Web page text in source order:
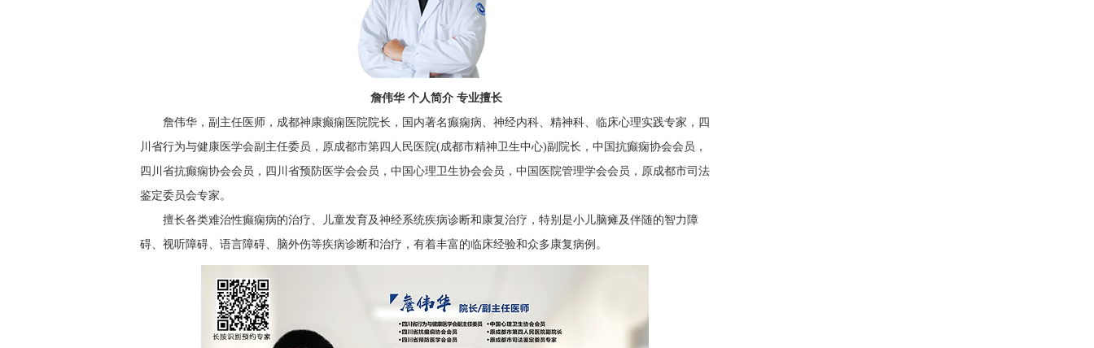
詹伟华 个人简介 专业擅长
詹伟华，副主任医师，成都神康癫痫医院院长，国内著名癫痫病、神经内科、精神科、临床心理实践专家，四
川省行为与健康医学会副主任委员，原成都市第四人民医院(成都市精神卫生中心)副院长，中国抗癫痫协会会员，
四川省抗癫痫协会会员，四川省预防医学会会员，中国心理卫生协会会员，中国医院管理学会会员，原成都市司法
鉴定委员会专家。
擅长各类难治性癫痫病的治疗、儿童发育及神经系统疾病诊断和康复治疗，特别是小儿脑瘫及伴随的智力障
碍、视听障碍、语言障碍、脑外伤等疾病诊断和治疗，有着丰富的临床经验和众多康复病例。